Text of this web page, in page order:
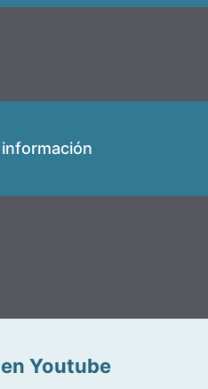
Youtube